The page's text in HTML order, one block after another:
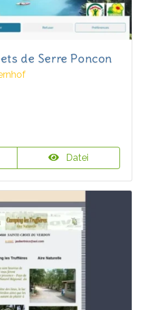
de Serre Poncon
Datei